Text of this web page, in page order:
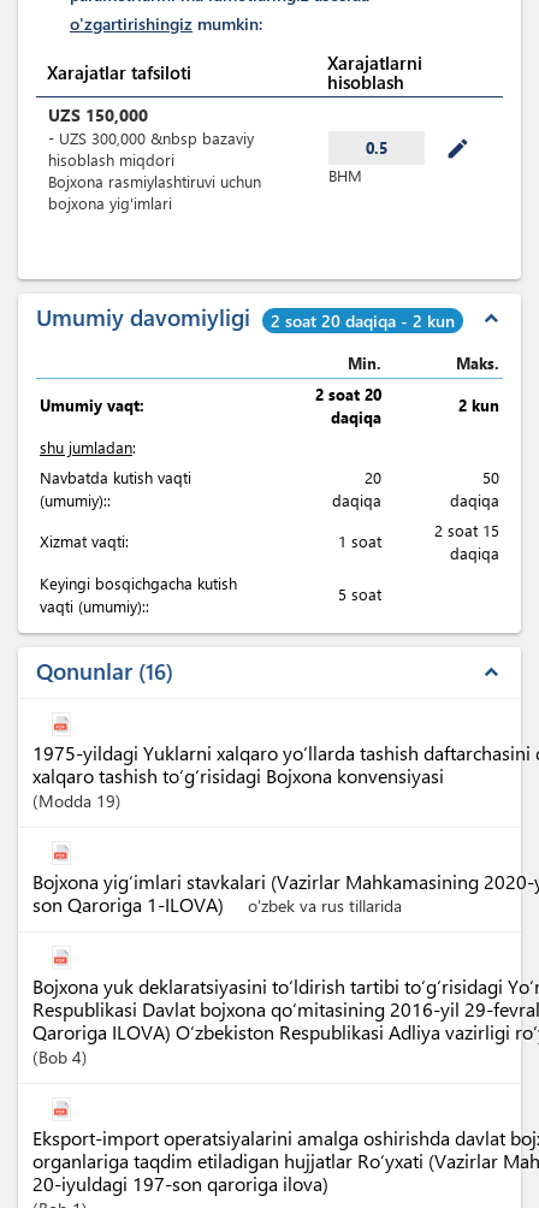
o'zgartirishingiz mumkin:
Xarajatlar tafsiloti
Xarajatlarni
hisoblash
UZS 150,000
- UZS 300,000 &nbsp bazaviy
hisoblash miqdori
Bojxona rasmiylashtiruvi uchun
bojxona yig'imlari
0.5 mode_edit
BHM
Umumiy davomiyligi 2 soat 20 daqiqa - 2 kun expand_less
Min. Maks.
Umumiy vaqt:
2 soat 20
daqiqa
2 kun
shu jumladan:
Navbatda kutish vaqti
(umumiy)::
20
daqiqa
50
daqiqa
Xizmat vaqti:
1 soat
2 soat 15
daqiqa
Keyingi bosqichgacha kutish
vaqti (umumiy)::
5 soat
Qonunlar 16 expand_less
1975-yildagi Yuklarni xalqaro yo‘llarda tashish daftarchasini
xalqaro tashish to‘g‘risidagi Bojxona konvensiyasi
Modda 19
Bojxona yig‘imlari stavkalari (Vazirlar Mahkamasining
son Qaroriga 1-ILOVA)
o'zbek va rus tillarida
Bojxona yuk deklaratsiyasini to‘ldirish tartibi to‘g‘risidagi
Respublikasi Davlat bojxona qo‘mitasining 2016-yil 29-
Qaroriga ILOVA) O‘zbekiston Respublikasi Adliya vazirligi
Bob 4
Eksport-import operatsiyalarini amalga oshirishda davlat
organlariga taqdim etiladigan hujjatlar Ro‘yxati (Vazirlar
20-iyuldagi 197-son qaroriga ilova)